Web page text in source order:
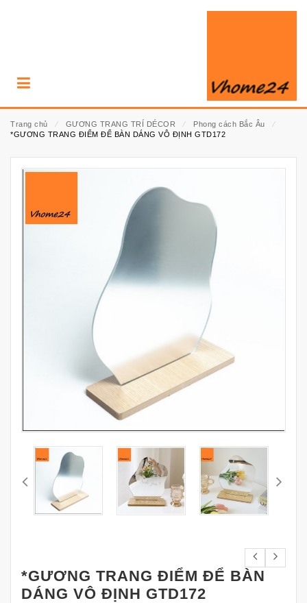
Trang chủ ⁄ GƯƠNG TRANG TRÍ DÉCOR ⁄ Phong cách Bắc Âu
⁄
*GƯƠNG TRANG ĐIỂM ĐỂ BÀN DÁNG VÔ ĐỊNH GTD172
*GƯƠNG TRANG ĐIỂM ĐỂ BÀN
DÁNG VÔ ĐỊNH GTD172